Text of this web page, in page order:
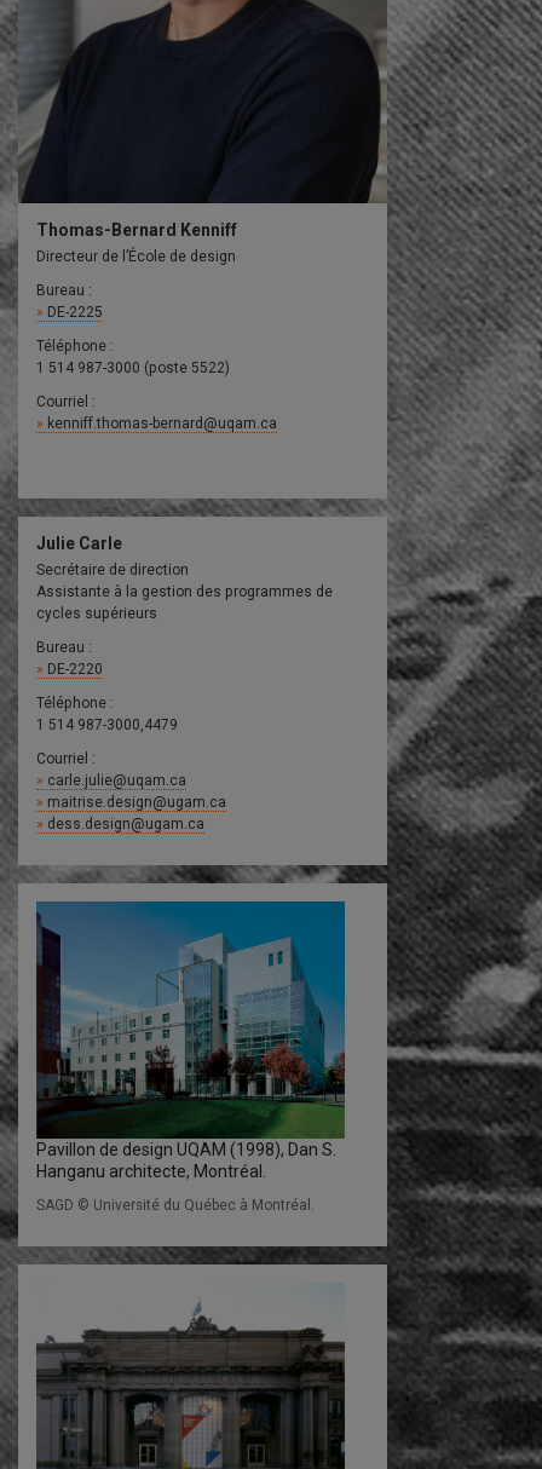
Thomas-Bernard Kenniff
Directeur de l’École de design
Bureau :
DE-2225
Téléphone :
1 514 987-3000 (poste 5522)
Courriel :
kenniff.thomas-bernard@uqam.ca
Julie Carle
Secrétaire de direction
Assistante à la gestion des programmes de
cycles supérieurs
Bureau :
DE-2220
Téléphone :
1 514 987-3000,4479
Courriel :
carle.julie@uqam.ca
maitrise.design@ugam.ca
dess.design@ugam.ca
Pavillon de design UQAM (1998), Dan S.
Hanganu architecte, Montréal.
SAGD © Université du Québec à Montréal.